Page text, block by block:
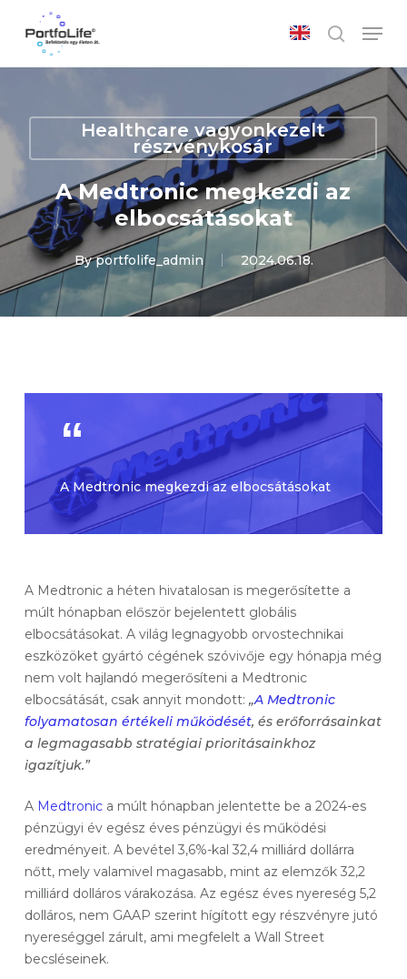
search
Healthcare vagyonkezelt
részvénykosár
A Medtronic megkezdi az
elbocsátásokat
By portfolife_admin 2024.06.18.
A Medtronic megkezdi az elbocsátásokat
A Medtronic a héten hivatalosan is megerősítette a
múlt hónapban először bejelentett globális
elbocsátásokat. A világ legnagyobb orvostechnikai
eszközöket gyártó cégének szóvivője egy hónapja még
nem volt hajlandó megerősíteni a Medtronic
elbocsátását, csak annyit mondott: „A Medtronic
folyamatosan értékeli működését, és erőforrásainkat
a legmagasabb stratégiai prioritásainkhoz
igazítjuk.”
A Medtronica múlt hónapban jelentette be a 2024-es
pénzügyi év egész éves pénzügyi és működési
eredményeit. A bevétel 3,6%-kal 32,4 milliárd dollárra
nőtt, mely valamivel magasabb, mint az elemzők 32,2
milliárd dolláros várakozása. Az egész éves nyereség 5,2
dolláros, nem GAAP szerint hígított egy részvényre jutó
nyereséggel zárult, ami megfelelt a Wall Street
becsléseinek.
Menu